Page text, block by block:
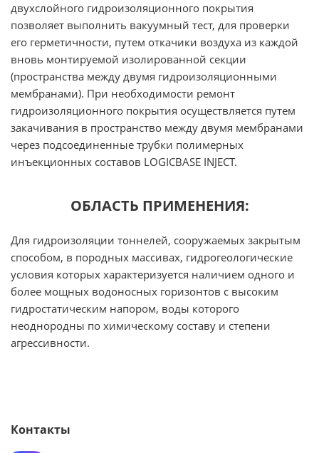
двухслойного гидроизоляционного покрытия
позволяет выполнить вакуумный тест, для проверки
его герметичности, путем откачики воздуха из каждой
вновь монтируемой изолированной секции
(пространства между двумя гидроизоляционными
мембранами). При необходимости ремонт
гидроизоляционного покрытия осуществляется путем
закачивания в пространство между двумя мембранами
через подсоединенные трубки полимерных
инъекционных составов LOGICBASE INJECT.
ОБЛАСТЬ ПРИМЕНЕНИЯ:
Для гидроизоляции тоннелей, сооружаемых закрытым
способом, в породных массивах, гидрогеологические
условия которых характеризуется наличием одного и
более мощных водоносных горизонтов с высоким
гидростатическим напором, воды которого
неоднородны по химическому составу и степени
агрессивности.
Контакты